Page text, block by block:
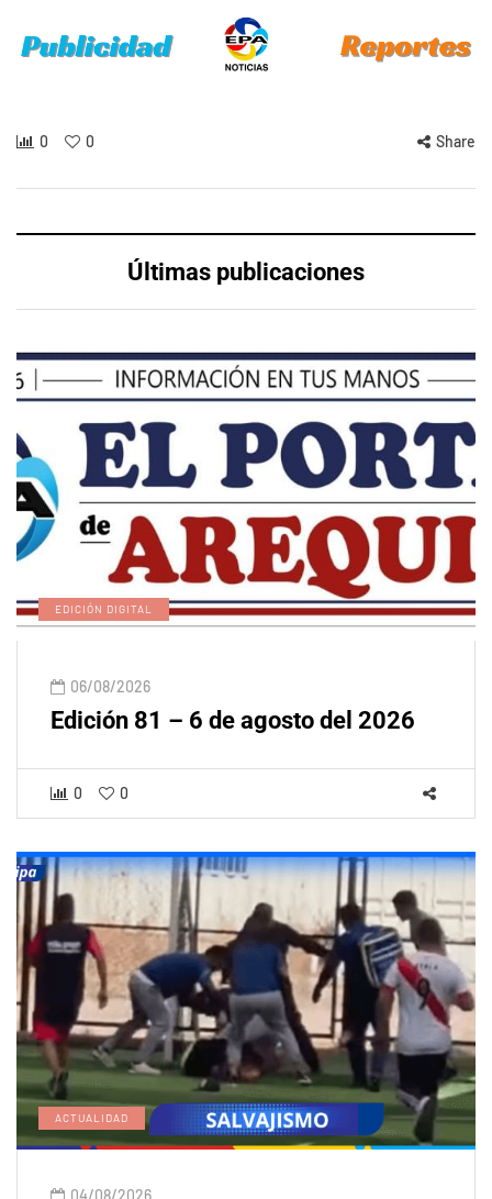
0 0 Share
Últimas publicaciones
EDICIÓN DIGITAL
06/08/2026
Edición 81 – 6 de agosto del 2026
0 0
ACTUALIDAD
04/08/2026